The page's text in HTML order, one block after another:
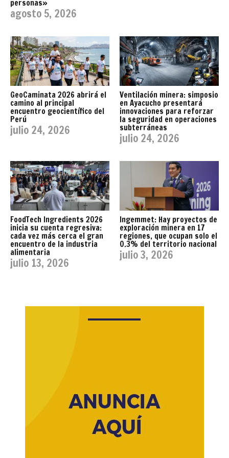
personas»
agosto 5, 2026
GeoCaminata 2026 abrirá el
camino al principal
encuentro geocientífico del
Perú
julio 24, 2026
Ventilación minera: simposio
en Ayacucho presentará
innovaciones para reforzar
la seguridad en operaciones
subterráneas
julio 24, 2026
FoodTech Ingredients 2026
inicia su cuenta regresiva:
cada vez más cerca el gran
encuentro de la industria
alimentaria
julio 13, 2026
Ingemmet: Hay proyectos de
exploración minera en 17
regiones, que ocupan solo el
0.3% del territorio nacional
julio 3, 2026